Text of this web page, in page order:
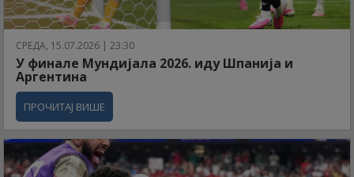
СРЕДА, 15.07.2026 | 23:30
У финале Мундијала 2026. иду Шпанија и
Аргентина
ПРОЧИТАЈ ВИШЕ